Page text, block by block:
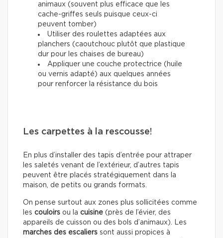
animaux (souvent plus efficace que les
cache-griffes seuls puisque ceux-ci
peuvent tomber)
Utiliser des roulettes adaptées aux
planchers (caoutchouc plutôt que plastique
dur pour les chaises de bureau)
Appliquer une couche protectrice (huile
ou vernis adapté) aux quelques années
pour renforcer la résistance du bois
Les carpettes à la rescousse!
En plus d’installer des tapis d’entrée pour attraper
les saletés venant de l’extérieur, d’autres tapis
peuvent être placés stratégiquement dans la
maison, de petits ou grands formats.
On pense surtout aux zones plus sollicitées comme
les couloirs ou la cuisine (près de l’évier, des
appareils de cuisson ou des bols d’animaux). Les
marches des escaliers sont aussi propices à